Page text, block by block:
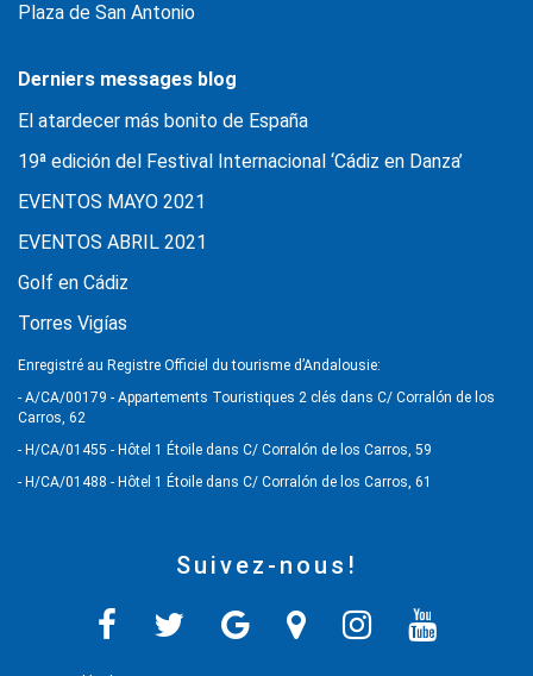
Plaza de San Antonio
Derniers messages blog
El atardecer más bonito de España
19ª edición del Festival Internacional ‘Cádiz en Danza’
EVENTOS MAYO 2021
EVENTOS ABRIL 2021
Golf en Cádiz
Torres Vigías
Enregistré au Registre Officiel du tourisme d’Andalousie:
- A/CA/00179 - Appartements Touristiques 2 clés dans C/ Corralón de los
Carros, 62
- H/CA/01455 - Hôtel 1 Étoile dans C/ Corralón de los Carros, 59
- H/CA/01488 - Hôtel 1 Étoile dans C/ Corralón de los Carros, 61
Suivez-nous!